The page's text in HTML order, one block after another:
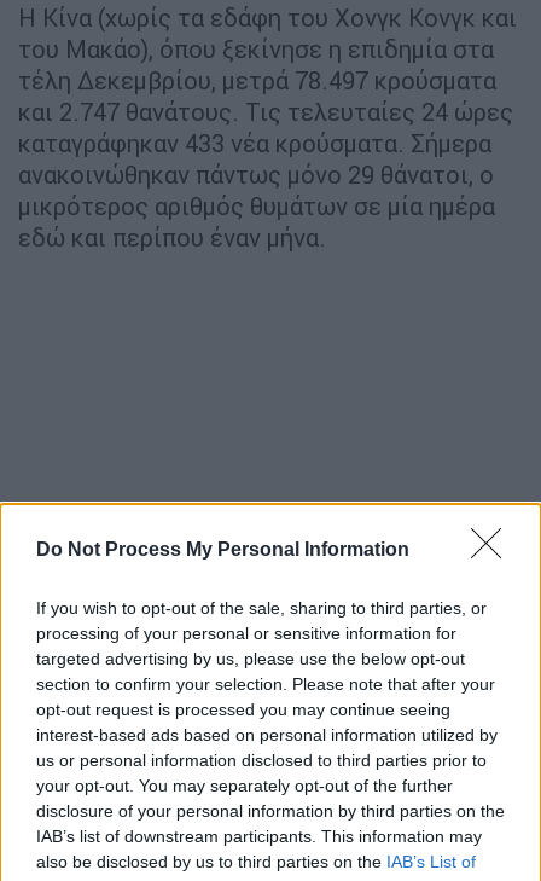
Do Not Process My Personal Information
If you wish to opt-out of the sale, sharing to third parties, or
processing of your personal or sensitive information for
targeted advertising by us, please use the below opt-out
section to confirm your selection. Please note that after your
opt-out request is processed you may continue seeing
interest-based ads based on personal information utilized by
us or personal information disclosed to third parties prior to
your opt-out. You may separately opt-out of the further
disclosure of your personal information by third parties on the
IAB’s list of downstream participants. This information may
also be disclosed by us to third parties on the IAB’s List of
Η Κίνα (χωρίς τα εδάφη του Χονγκ Κονγκ και
του Μακάο), όπου ξεκίνησε η επιδημία στα
τέλη Δεκεμβρίου, μετρά 78.497 κρούσματα
και 2.747 θανάτους. Τις τελευταίες 24 ώρες
καταγράφηκαν 433 νέα κρούσματα. Σήμερα
ανακοινώθηκαν πάντως μόνο 29 θάνατοι, ο
μικρότερος αριθμός θυμάτων σε μία ημέρα
εδώ και περίπου έναν μήνα.
ΟΙΚΟΝΟΜΙΑ 27.02.202010:06
Economist: Ο κοροναϊός ανάμεσα στους 5
μεγαλύτερους κινδύνους για την παγκόσμια
οικονομία
Economist: Ο κοροναϊός ανάμεσα στους 5